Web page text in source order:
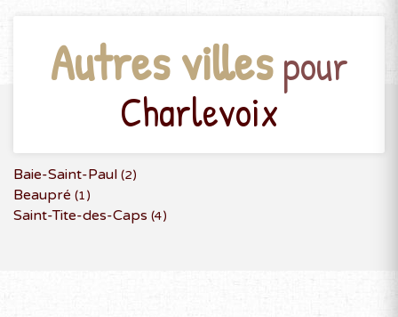
Autres villespour
Charlevoix
Baie-Saint-Paul (2)
Beaupré (1)
Saint-Tite-des-Caps (4)